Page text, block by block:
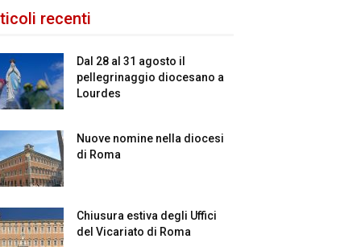
recenti
Dal 28 al 31 agosto il
pellegrinaggio diocesano a
Lourdes
Nuove nomine nella diocesi
di Roma
Chiusura estiva degli Uffici
del Vicariato di Roma